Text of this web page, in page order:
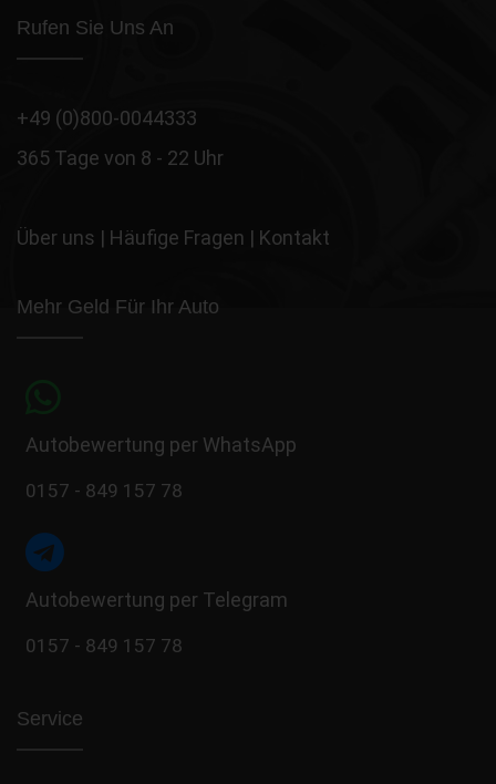
Rufen Sie Uns An
+49 (0)800-0044333
365 Tage von 8 - 22 Uhr
Über uns | Häufige Fragen | Kontakt
Mehr Geld Für Ihr Auto
Autobewertung per WhatsApp
0157 - 849 157 78
Autobewertung per Telegram
0157 - 849 157 78
Service